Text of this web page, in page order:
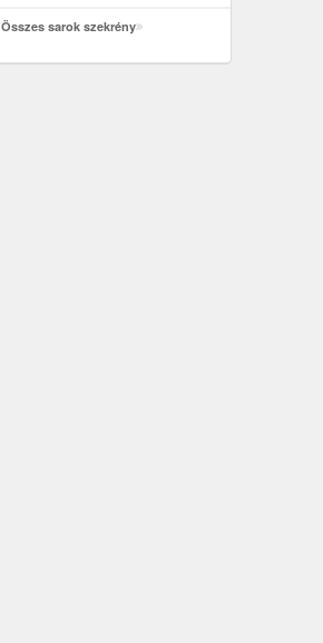
szekrények, sarokszekrények,
Összes sarok szekrény